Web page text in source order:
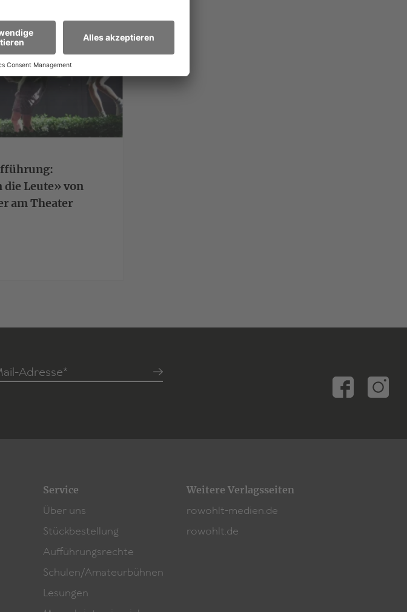
Leute» von
am Theater
Adresse*
Service
Über uns
Stückbestellung
Aufführungsrechte
Schulen/Amateurbühnen
Lesungen
Weitere Verlagsseiten
rowohlt-medien.de
rowohlt.de